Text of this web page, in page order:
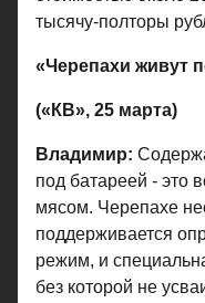
тысячу-полторы
«Черепахи живут
(«КВ», 25 марта)
Владимир:
под батареей - это
мясом. Черепахе
поддерживается
режим, и
без которой не